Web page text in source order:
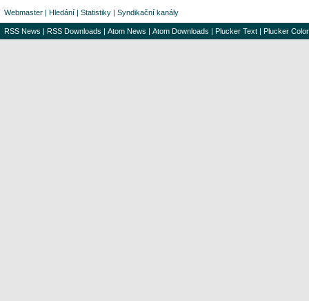
Webmaster | Hledání | Statistiky | Syndikační kanály
RSS News | RSS Downloads | Atom News | Atom Downloads | Plucker Text | Plucker Color